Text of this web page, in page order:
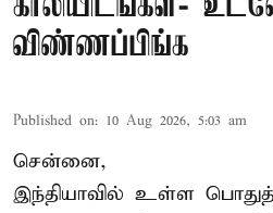
விண்ணப்பிங்க
Published on: 10 Aug 2026, 5:03 am
சென்னை,
இந்தியாவில் உள்ள